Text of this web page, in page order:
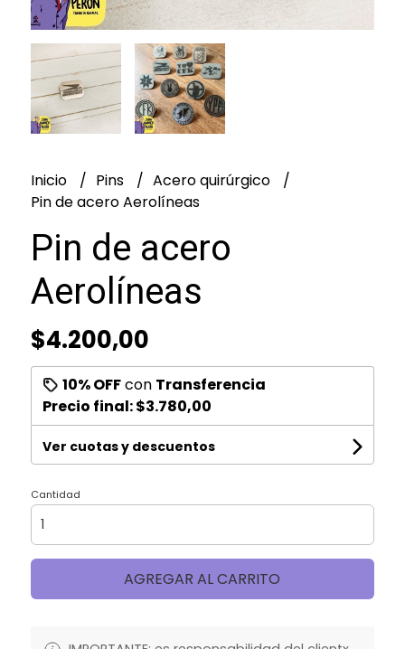
Inicio Pins
Acero quirúrgico
Pin de acero Aerolíneas
Pin de acero
Aerolíneas
$4.200,00
10% OFFcon Transferencia
Precio final:$3.780,00
Ver cuotas y descuentos
Cantidad
AGREGAR AL CARRITO